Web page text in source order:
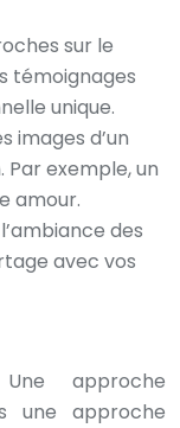
sur le
témoignages
unique.
images d’un
exemple, un
amour.
des
avec vos
approche
une approche